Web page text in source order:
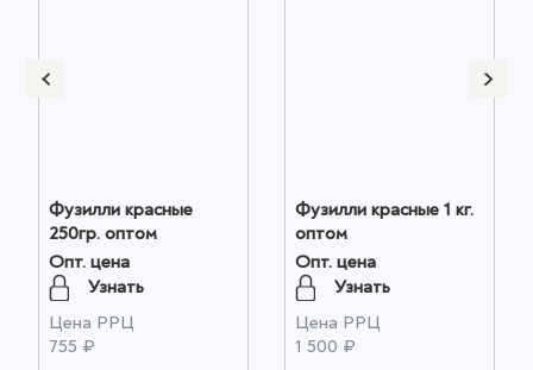
Фузилли красные
250гр. оптом
Опт. цена
Узнать
Цена РРЦ
755 ₽
Фузилли красные 1 кг.
оптом
Опт. цена
Узнать
Цена РРЦ
1 500 ₽